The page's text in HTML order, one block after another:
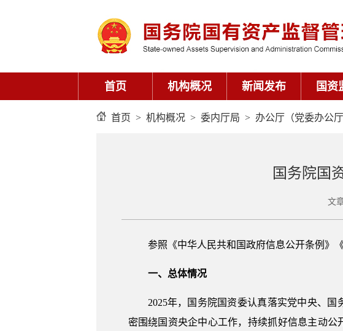
首页 机构概况 新闻发布 国资
首页 > 机构概况 > 委内厅局 > 办公厅（党委办公厅
国务院国
文
参照《中华人民共和国政府信息公开条例》
一、总体情况
2025年，国务院国资委认真落实党中央、
密围绕国资央企中心工作，持续抓好信息主动